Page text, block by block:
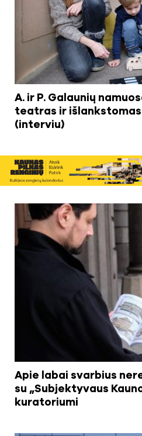
A. ir P. Galaunių
teatras ir
(interviu)
Apie labai svarbius
su „Subjektyvaus
kuratoriumi